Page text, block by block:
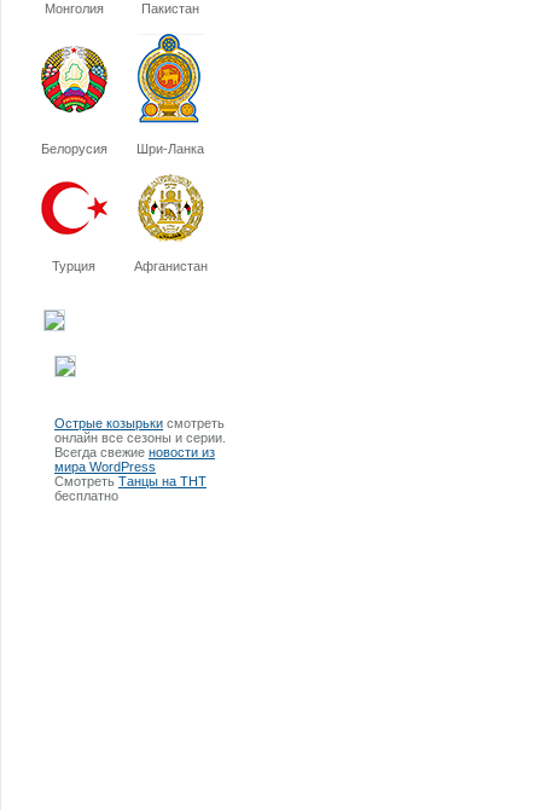
Монголия Пакистан
Белорусия Шри-Ланка
Турция Афганистан
Острые козырьки смотреть
онлайн все сезоны и серии.
Всегда свежие новости из
мира WordPress
Смотреть Танцы на ТНТ
бесплатно